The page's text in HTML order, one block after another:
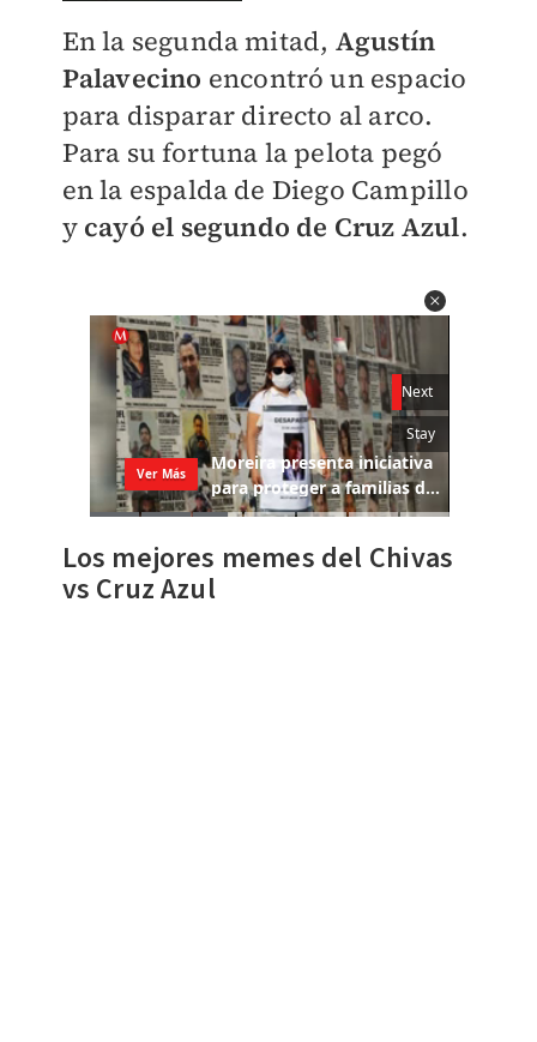
En la segunda mitad, Agustín
Palavecino encontró un espacio
para disparar directo al arco.
Para su fortuna la pelota pegó
en la espalda de Diego Campillo
y cayó el segundo de Cruz Azul.
Los mejores memes del Chivas
vs Cruz Azul